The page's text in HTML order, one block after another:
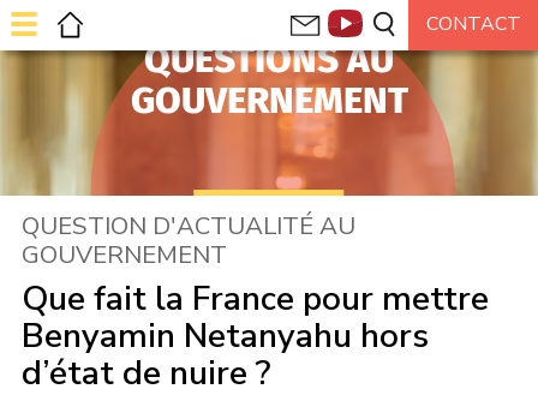
QUESTIONS AU
GOUVERNEMENT
QUESTION D'ACTUALITÉ AU
GOUVERNEMENT
Que fait la France pour mettre
Benyamin Netanyahu hors
d’état de nuire ?